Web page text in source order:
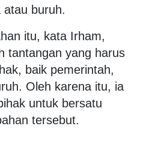
atau buruh.
itu, kata Irham,
tantangan yang harus
baik pemerintah,
Oleh karena itu, ia
untuk bersatu
tersebut.